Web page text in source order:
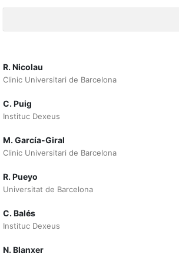
R. Nicolau
Clinic Universitari de Barcelona
C. Puig
Instituc Dexeus
M. García-Giral
Clinic Universitari de Barcelona
R. Pueyo
Universitat de Barcelona
C. Balés
Instituc Dexeus
N. Blanxer